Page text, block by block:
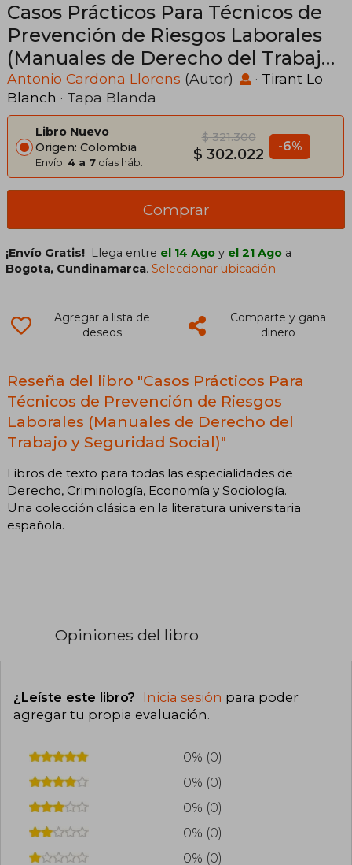
Casos Prácticos Para Técnicos de
Prevención de Riesgos Laborales
(Manuales de Derecho del Trabajo
y Seguridad Social)
Antonio Cardona Llorens (Autor) · Tirant Lo
Blanch · Tapa Blanda
Libro Nuevo
Origen: Colombia
Envío: 4 a 7 días háb.
$ 321.300
$ 302.022 -6%
Comprar
¡Envío Gratis! Llega entre el 14 Ago y el 21 Ago a
Bogota, Cundinamarca.Seleccionar ubicación
Agregar a lista de
deseos
Comparte y gana
dinero
Reseña del libro "Casos Prácticos Para
Técnicos de Prevención de Riesgos
Laborales (Manuales de Derecho del
Trabajo y Seguridad Social)"
Libros de texto para todas las especialidades de
Derecho, Criminología, Economía y Sociología.
Una colección clásica en la literatura universitaria
española.
Opiniones del libro
¿Leíste este libro? Inicia sesión para poder
agregar tu propia evaluación.
0% (0)
0% (0)
0% (0)
0% (0)
0% (0)